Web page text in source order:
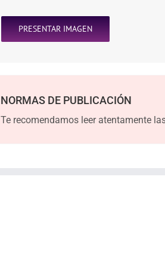
PRESENTAR IMAGEN
NORMAS DE PUBLICACIÓN
Te recomendamos leer atentamente